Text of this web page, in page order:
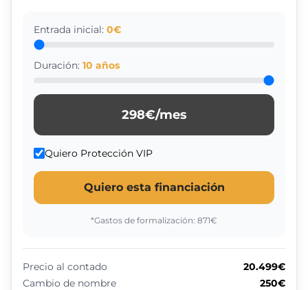
Entrada inicial: 0€
Duración: 10 años
298€/mes
Quiero Protección VIP
Quiero esta financiación
*Gastos de formalización: 871€
Precio al contado
20.499€
Cambio de nombre
250€